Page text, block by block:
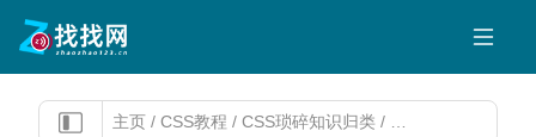
主页 / CSS教程 / CSS琐碎知识归类 / CSS边框简写